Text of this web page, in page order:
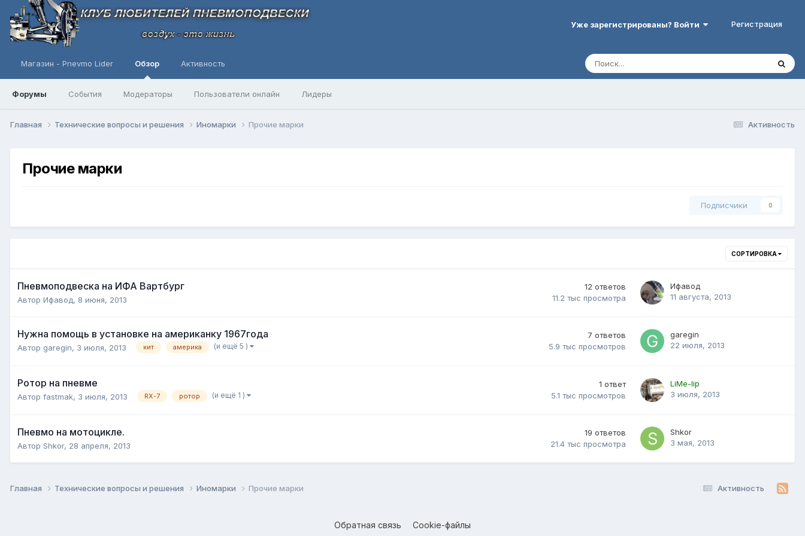
Уже зарегистрированы? Войти Регистрация
Магазин - Pnevmo Lider Обзор
Форумы События Модераторы Пользователи онлайн Лидеры
Активность
Активность
Главная Технические вопросы и решения Иномарки Прочие марки
Прочие марки
Подписчики 0
СОРТИРОВКА
Пневмоподвеска на ИФА Вартбург
Автор Ифавод, 8 июня, 2013
12 ответов
11.2 тыс просмотра
Ифавод
11 августа, 2013
Нужна помощь в установке на американку 1967года
Автор garegin, 3 июля, 2013 кит америка (и ещё 5 )
7 ответов
5.9 тыс просмотров
garegin
22 июля, 2013
Ротор на пневме
Автор fastmak, 3 июля, 2013 RX-7 ротор (и ещё 1 )
1 ответ
5.1 тыс просмотров
LiMe-lip
3 июля, 2013
Пневмо на мотоцикле.
Автор Shkor, 28 апреля, 2013
19 ответов
21.4 тыс просмотра
Shkor
3 мая, 2013
Активность
Главная Технические вопросы и решения Иномарки Прочие марки
Обратная связь Cookie-файлы